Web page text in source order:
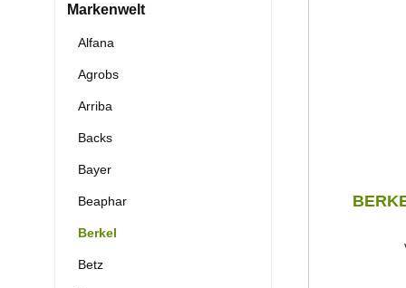
Markenwelt
Alfana
Agrobs
Arriba
Backs
Bayer
Beaphar
Berkel
Betz